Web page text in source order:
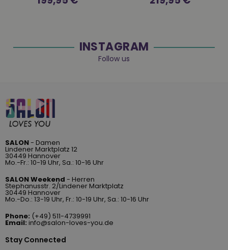
Preis Preis
INSTAGRAM
Follow us
SALON- Damen
Lindener Marktplatz 12
30449 Hannover
Mo.-Fr.: 10-19 Uhr, Sa.: 10-16 Uhr
SALON Weekend - Herren
Stephanusstr. 2/Lindener Marktplatz
30449 Hannover
Mo.-Do.: 13-19 Uhr, Fr.: 10-19 Uhr, Sa.: 10-16 Uhr
Phone: (+49) 511-4739991
Email: info@salon-loves-you.de
Stay Connected